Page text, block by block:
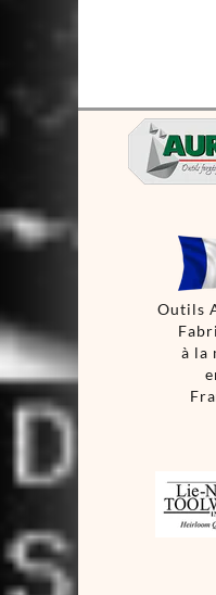
Outils
à la